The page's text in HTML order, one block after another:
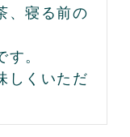
、寝る前の
。
しくいただ